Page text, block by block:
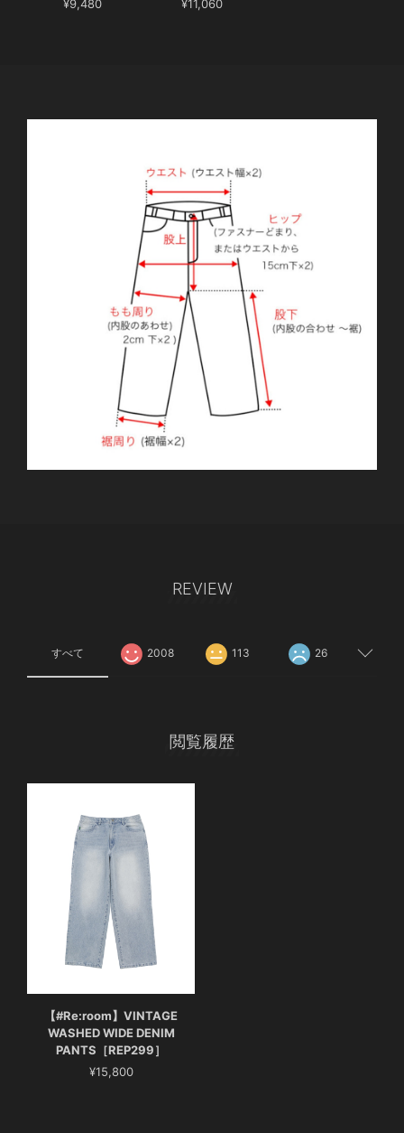
¥9,480 ¥11,060
REVIEW
すべて 2008 113 26
閲覧履歴
【#Re:room】VINTAGE
WASHED WIDE DENIM
PANTS［REP299］
¥15,800